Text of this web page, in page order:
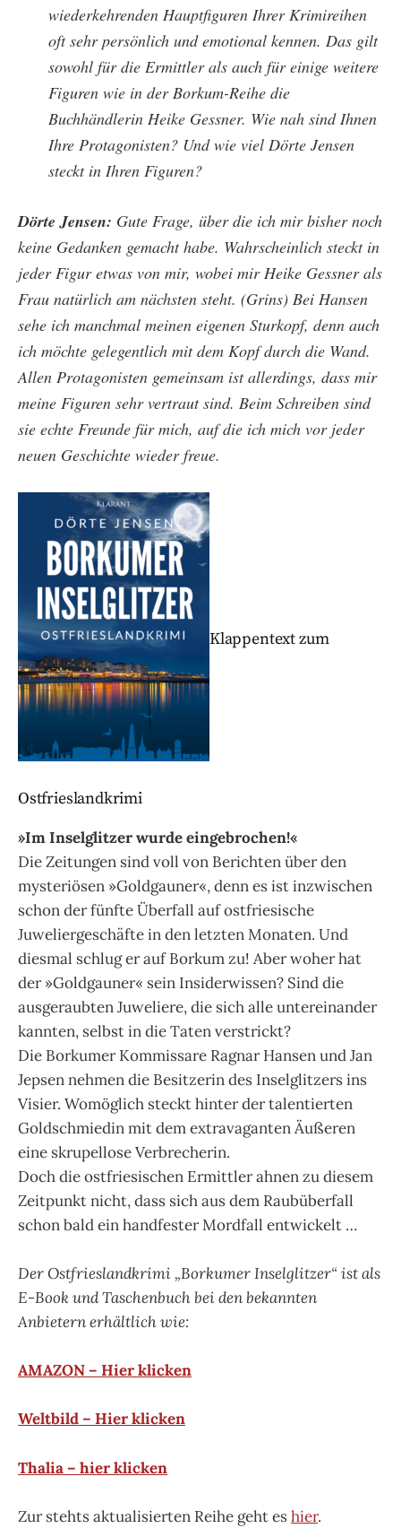
wiederkehrenden Hauptfiguren Ihrer Krimireihen
oft sehr persönlich und emotional kennen. Das gilt
sowohl für die Ermittler als auch für einige weitere
Figuren wie in der Borkum-Reihe die
Buchhändlerin Heike Gessner. Wie nah sind Ihnen
Ihre Protagonisten? Und wie viel Dörte Jensen
steckt in Ihren Figuren?
Dörte Jensen: Gute Frage, über die ich mir bisher noch
keine Gedanken gemacht habe. Wahrscheinlich steckt in
jeder Figur etwas von mir, wobei mir Heike Gessner als
Frau natürlich am nächsten steht. (Grins) Bei Hansen
sehe ich manchmal meinen eigenen Sturkopf, denn auch
ich möchte gelegentlich mit dem Kopf durch die Wand.
Allen Protagonisten gemeinsam ist allerdings, dass mir
meine Figuren sehr vertraut sind. Beim Schreiben sind
sie echte Freunde für mich, auf die ich mich vor jeder
neuen Geschichte wieder freue.
Klappentext zum
Ostfrieslandkrimi
»Im Inselglitzer wurde eingebrochen!«
Die Zeitungen sind voll von Berichten über den
mysteriösen »Goldgauner«, denn es ist inzwischen
schon der fünfte Überfall auf ostfriesische
Juweliergeschäfte in den letzten Monaten. Und
diesmal schlug er auf Borkum zu! Aber woher hat
der »Goldgauner« sein Insiderwissen? Sind die
ausgeraubten Juweliere, die sich alle untereinander
kannten, selbst in die Taten verstrickt?
Die Borkumer Kommissare Ragnar Hansen und Jan
Jepsen nehmen die Besitzerin des Inselglitzers ins
Visier. Womöglich steckt hinter der talentierten
Goldschmiedin mit dem extravaganten Äußeren
eine skrupellose Verbrecherin.
Doch die ostfriesischen Ermittler ahnen zu diesem
Zeitpunkt nicht, dass sich aus dem Raubüberfall
schon bald ein handfester Mordfall entwickelt …
Der Ostfrieslandkrimi „Borkumer Inselglitzer“ ist als
E-Book und Taschenbuch bei den bekannten
Anbietern erhältlich wie:
AMAZON – Hier klicken
Weltbild – Hier klicken
Thalia – hier klicken
Zur stehts aktualisierten Reihe geht eshier.